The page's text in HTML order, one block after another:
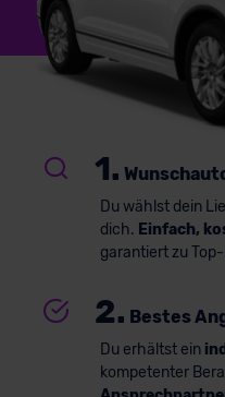
1.
Du wählst dein
dich. Einfach,
garantiert zu
2. Bestes
Du erhältst ein
kompetenter